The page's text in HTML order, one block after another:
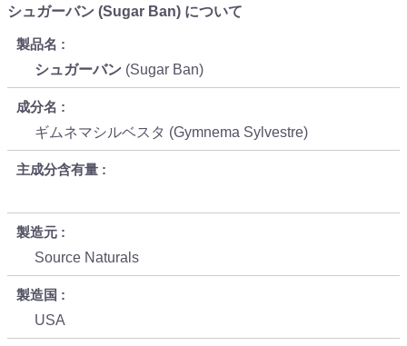
シュガーバン (Sugar Ban) について
製品名
シュガーバン (Sugar Ban)
成分名
ギムネマシルベスタ (Gymnema Sylvestre)
主成分含有量
製造元
Source Naturals
製造国
USA